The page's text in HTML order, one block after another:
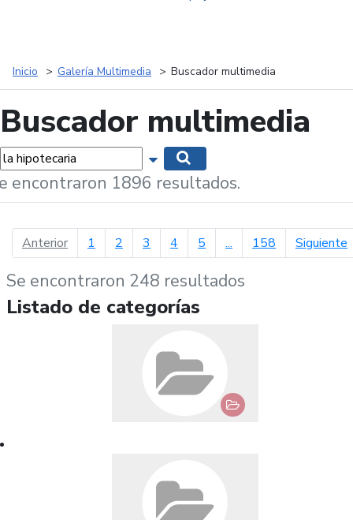
Inicio Galería Multimedia Buscador multimedia
Buscador multimedia
Mostrar opciones de búsqueda
encontraron 1896 resultados.
Anteriorpágina anterior
1 2 3 4 5 ... 158 Siguiente
Se encontraron 248 resultados
Listado de categorías